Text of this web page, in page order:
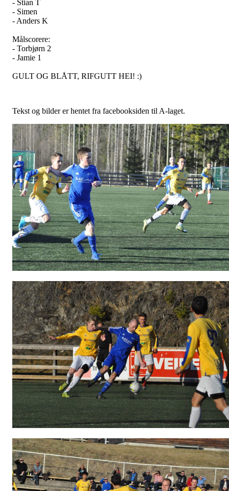
- Stian T
- Simen
- Anders K
Målscorere:
- Torbjørn 2
- Jamie 1
GULT OG BLÅTT, RIFGUTT HEI! :)
Tekst og bilder er hentet fra facebooksiden til A-laget.